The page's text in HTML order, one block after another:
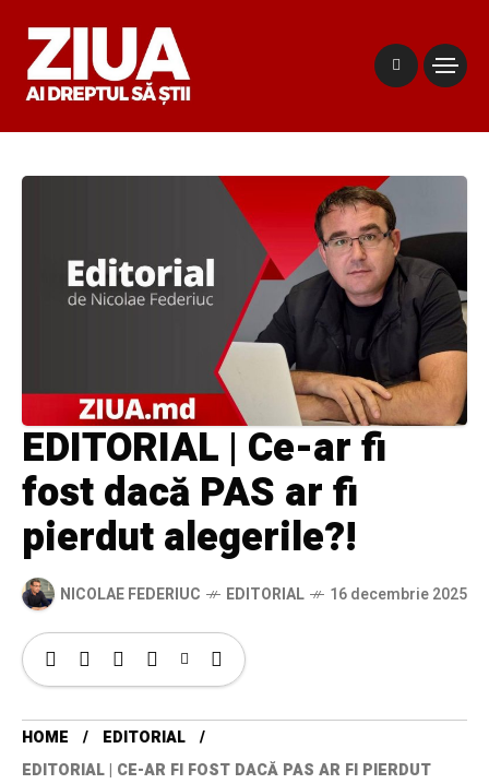
EDITORIAL | Ce-ar fi
fost dacă PAS ar fi
pierdut alegerile?!
NICOLAE FEDERIUC EDITORIAL 16 decembrie 2025
HOME
EDITORIAL
EDITORIAL | CE-AR FI FOST DACĂ PAS AR FI PIERDUT